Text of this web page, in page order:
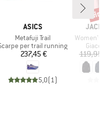
MARCHIO
ASICS
Articolo
Metafuji Trail
di prodotti
per trail running
Prezzo
237,45 €
5,0(1)
Articolo
Women's
119,95